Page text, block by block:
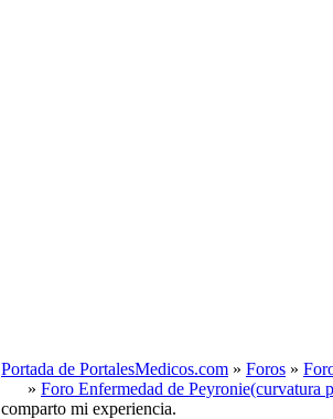
Portada de PortalesMedicos.com » Foros »
» Foro Enfermedad de Peyronie(curvatura
comparto mi experiencia.